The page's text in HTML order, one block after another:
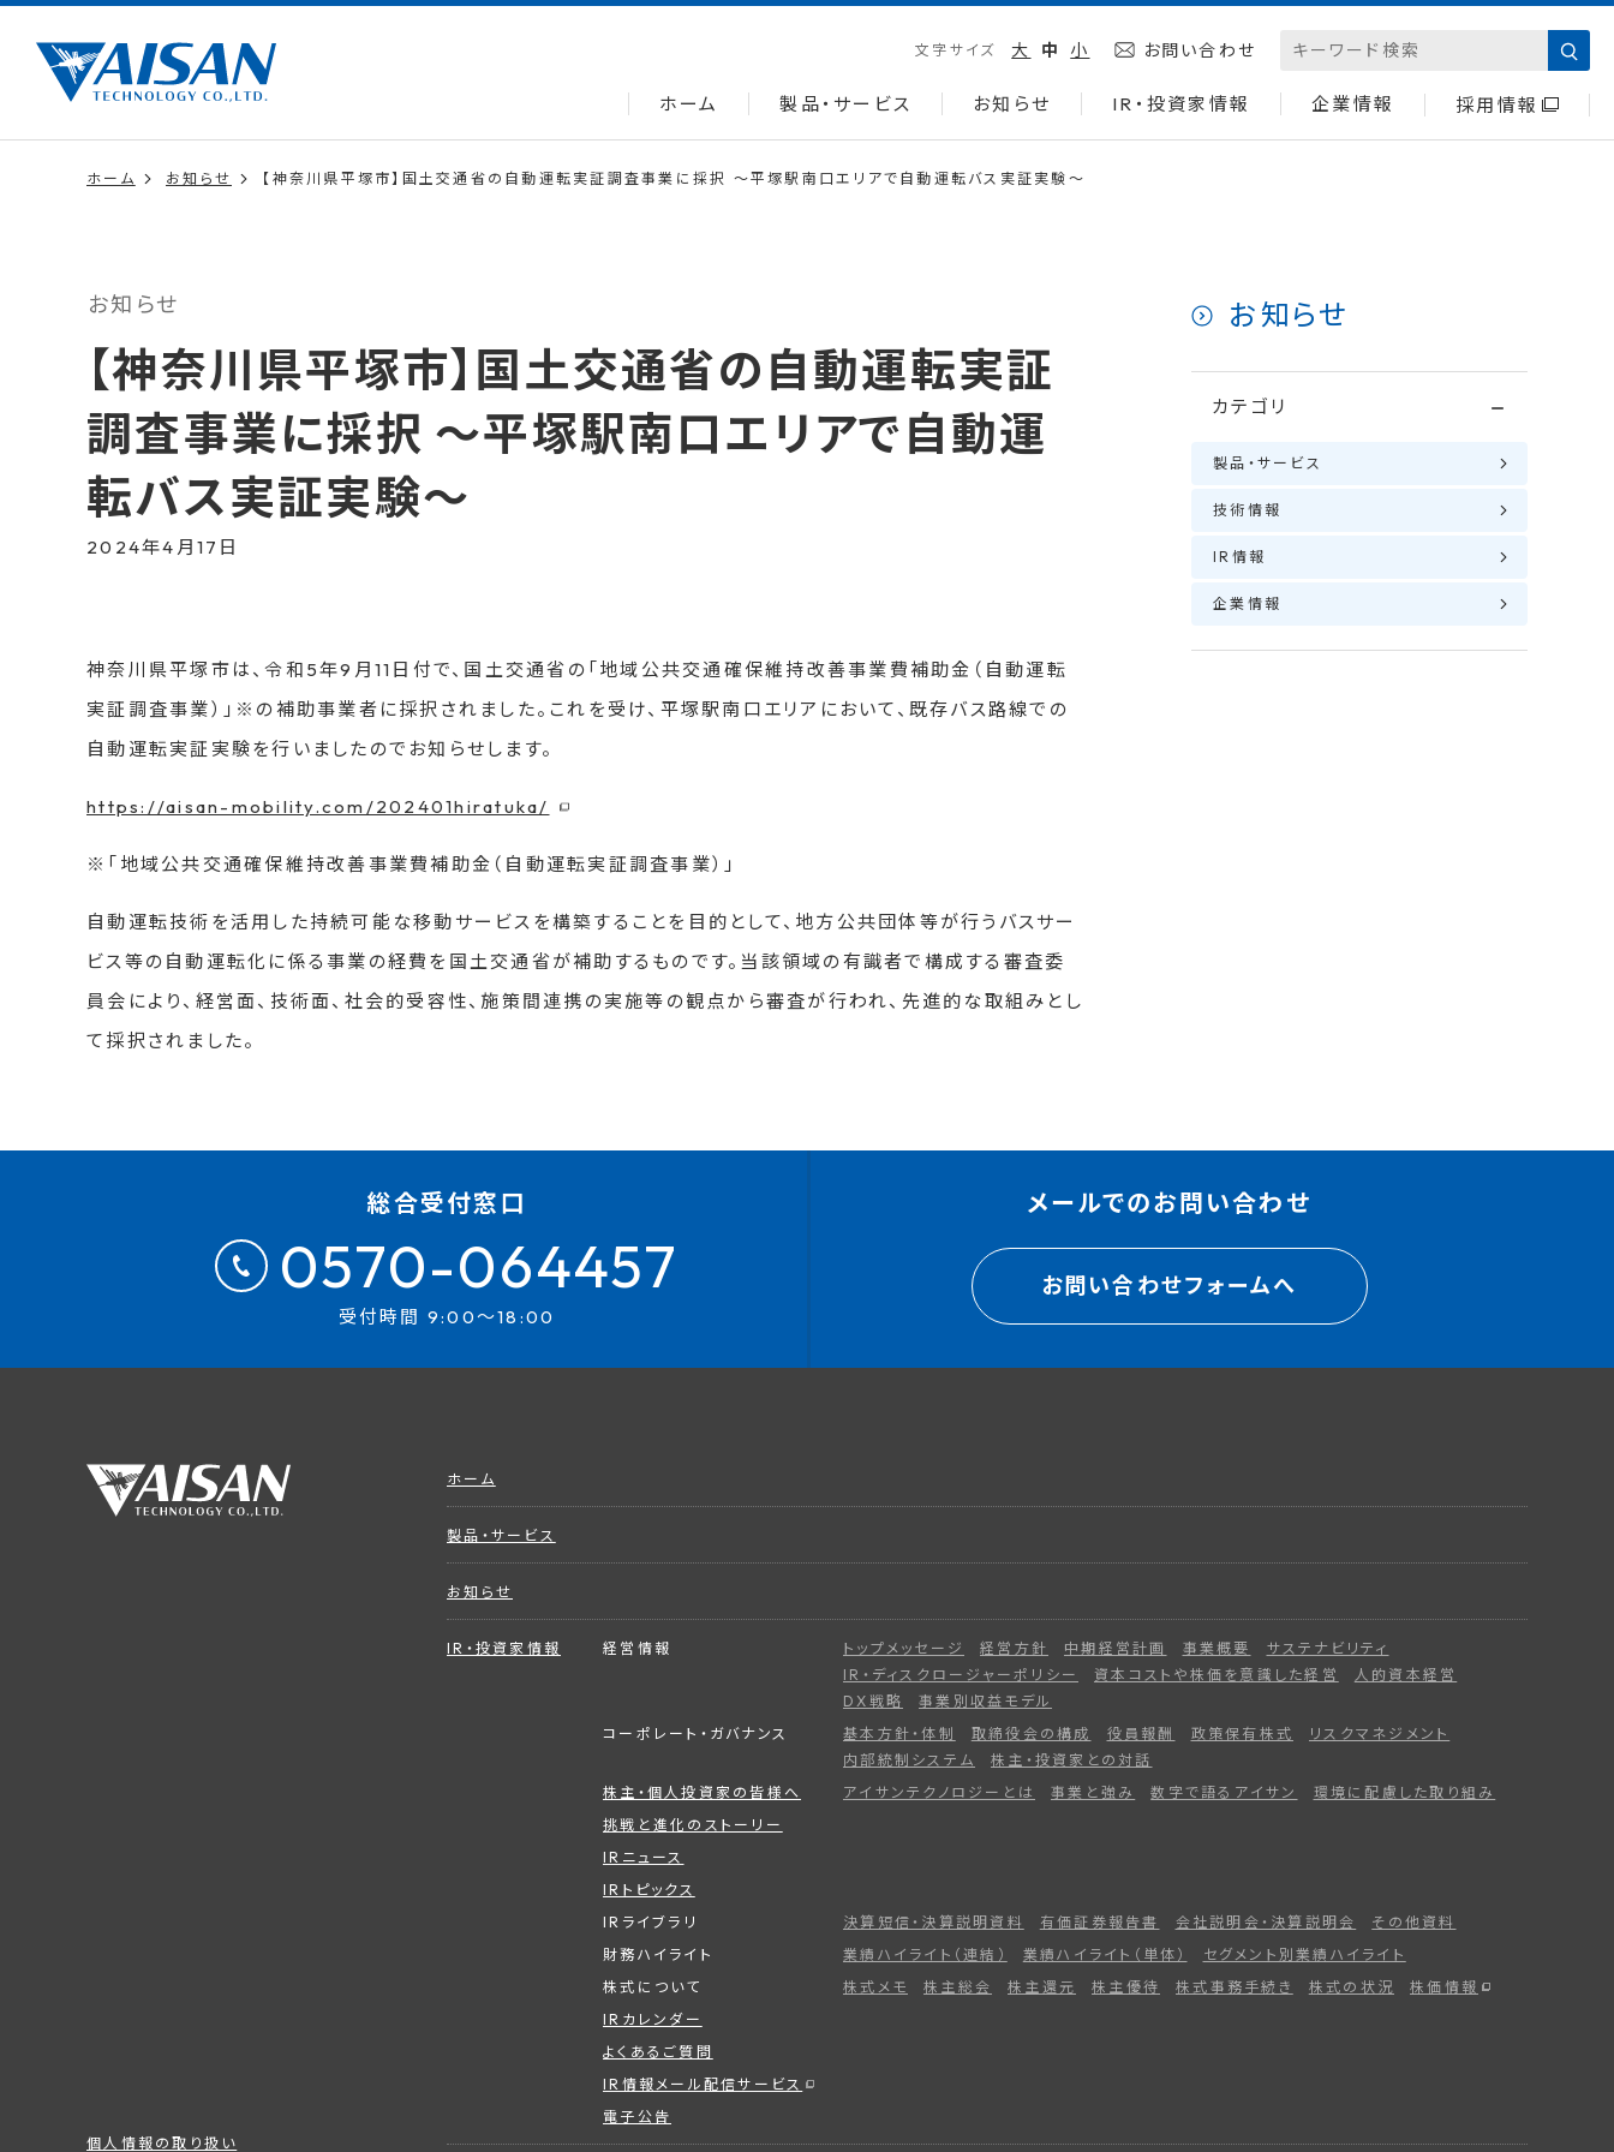
文字サイズ 大 中 小 お問い合わせ
ホーム 製品・サービス お知らせ IR・投資家情報 企業情報 採用情報
ホーム お知らせ 【神奈川県平塚市】国土交通省の自動運転実証調査事業に採択 〜平塚駅南口エリアで自動運転バス実証実験〜
お知らせ
【神奈川県平塚市】国土交通省の自動運転実証
調査事業に採択 〜平塚駅南口エリアで自動運
転バス実証実験〜
2024年4月17日
神奈川県平塚市は、令和5年9月11日付で、国土交通省の「地域公共交通確保維持改善事業費補助金（自動運転
実証調査事業）」※の補助事業者に採択されました。これを受け、平塚駅南口エリアにおいて、既存バス路線での
自動運転実証実験を行いましたのでお知らせします。
https://aisan-mobility.com/202401hiratuka/
※「地域公共交通確保維持改善事業費補助金（自動運転実証調査事業）」
自動運転技術を活用した持続可能な移動サービスを構築することを目的として、地方公共団体等が行うバスサー
ビス等の自動運転化に係る事業の経費を国土交通省が補助するものです。当該領域の有識者で構成する審査委
員会により、経営面、技術面、社会的受容性、施策間連携の実施等の観点から審査が行われ、先進的な取組みとし
て採択されました。
お知らせ
カテゴリ
製品・サービス
技術情報
IR情報
企業情報
総合受付窓口
0570-064457
受付時間 9:00～18:00
メールでのお問い合わせ
お問い合わせフォームへ
ホーム
製品・サービス
お知らせ
IR・投資家情報 経営情報 トップメッセージ 経営方針 中期経営計画 事業概要
サステナビリティ
IR・ディスクロージャーポリシー
資本コストや株価を意識した経営
人的資本経営
DX戦略
事業別収益モデル
コーポレート・ガバナンス
基本方針・体制 取締役会の構成 役員報酬 政策保有株式
リスクマネジメント
内部統制システム
株主・投資家との対話
株主・個人投資家の皆様へ
アイサンテクノロジーとは 事業と強み 数字で語るアイサン
環境に配慮した取り組み
挑戦と進化のストーリー
IRニュース
IRトピックス
IRライブラリ
決算短信・決算説明資料 有価証券報告書 会社説明会・決算説明会
その他資料
財務ハイライト
業績ハイライト（連結） 業績ハイライト（単体）
セグメント別業績ハイライト
株式について
株式メモ 株主総会 株主還元 株主優待 株式事務手続き 株式の状況
株価情報
IRカレンダー
よくあるご質問
IR情報メール配信サービス
電子公告
個人情報の取り扱い